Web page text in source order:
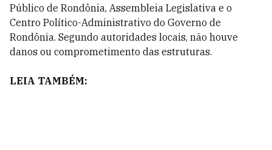
Público de Rondônia, Assembleia Legislativa e o
Centro Político-Administrativo do Governo de
Rondônia. Segundo autoridades locais, não houve
danos ou comprometimento das estruturas.
LEIA TAMBÉM: